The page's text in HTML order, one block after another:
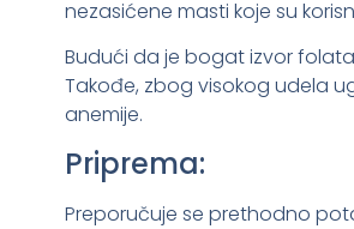
nezasićene masti koje su
Budući da je bogat izvor
Takođe, zbog visokog udela
anemije.
Priprema:
Preporučuje se prethodno